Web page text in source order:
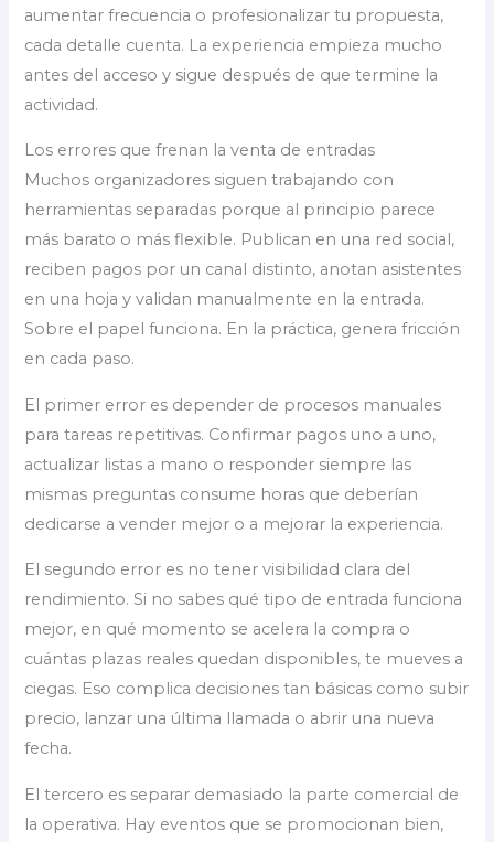
aumentar frecuencia o profesionalizar tu propuesta,
cada detalle cuenta. La experiencia empieza mucho
antes del acceso y sigue después de que termine la
actividad.
Los errores que frenan la venta de entradas
Muchos organizadores siguen trabajando con
herramientas separadas porque al principio parece
más barato o más flexible. Publican en una red social,
reciben pagos por un canal distinto, anotan asistentes
en una hoja y validan manualmente en la entrada.
Sobre el papel funciona. En la práctica, genera fricción
en cada paso.
El primer error es depender de procesos manuales
para tareas repetitivas. Confirmar pagos uno a uno,
actualizar listas a mano o responder siempre las
mismas preguntas consume horas que deberían
dedicarse a vender mejor o a mejorar la experiencia.
El segundo error es no tener visibilidad clara del
rendimiento. Si no sabes qué tipo de entrada funciona
mejor, en qué momento se acelera la compra o
cuántas plazas reales quedan disponibles, te mueves a
ciegas. Eso complica decisiones tan básicas como subir
precio, lanzar una última llamada o abrir una nueva
fecha.
El tercero es separar demasiado la parte comercial de
la operativa. Hay eventos que se promocionan bien,